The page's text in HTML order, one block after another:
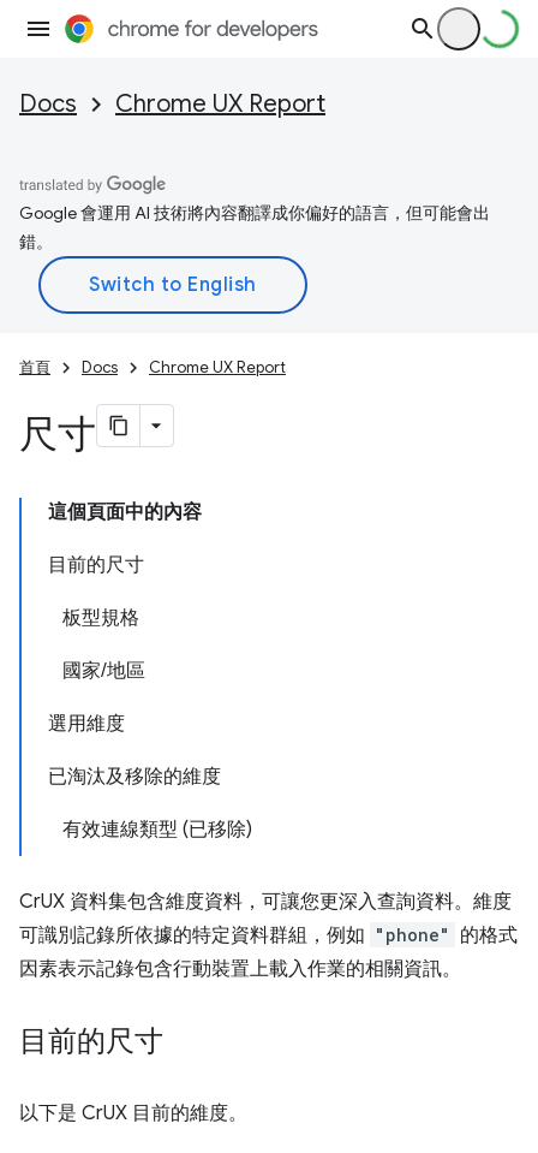
Docs Chrome UX Report
Google 會運用 AI 技術將內容翻譯成你偏好的語言，但可能會出
錯。
首頁 Docs Chrome UX Report
尺寸
這個頁面中的內容
目前的尺寸
板型規格
國家/地區
選用維度
已淘汰及移除的維度
有效連線類型 (已移除)
CrUX 資料集包含維度資料，可讓您更深入查詢資料。維度
可識別記錄所依據的特定資料群組，例如 "phone"
的格式
因素表示記錄包含行動裝置上載入作業的相關資訊。
目前的尺寸
以下是 CrUX 目前的維度。